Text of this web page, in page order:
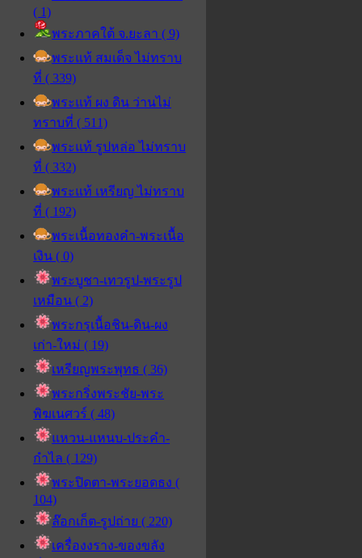
( 1)
พระภาคใต้ จ.ยะลา ( 9)
พระแท้ สมเด็จ ไม่ทราบ
ที่ ( 339)
พระแท้ ผง ดิน ว่านไม่
ทราบที่ ( 511)
พระแท้ รูปหล่อ ไม่ทราบ
ที่ ( 332)
พระแท้ เหรียญ ไม่ทราบ
ที่ ( 192)
พระเนื้อทองคำ-พระเนื้อ
เงิน ( 0)
พระบูชา-เทวรูป-พระรูป
เหมือน ( 2)
พระกรุเนื้อชิน-ดิน-ผง
เก่า-ใหม่ ( 19)
เหรียญพระพุทธ ( 36)
พระกริ่งพระชัย-พระ
พิฆเนศวร์ ( 48)
แหวน-แหนบ-ประคำ-
กำไล ( 129)
พระปิดตา-พระยอดธง (
104)
ล๊อกเก็ต-รูปถ่าย ( 220)
เครื่องงราง-ของขลัง